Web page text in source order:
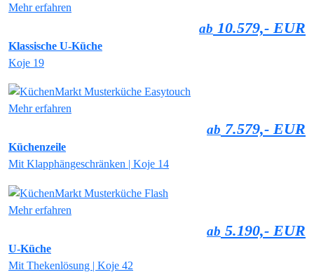
Mehr erfahren
ab 10.579,- EUR
Klassische U-Küche
Koje 19
Mehr erfahren
ab 7.579,- EUR
Küchenzeile
Mit Klapphängeschränken | Koje 14
Mehr erfahren
ab 5.190,- EUR
U-Küche
Mit Thekenlösung | Koje 42